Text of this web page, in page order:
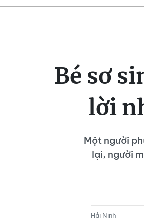
Bé sơ
lời
Một người
lại, người
Hải Ninh